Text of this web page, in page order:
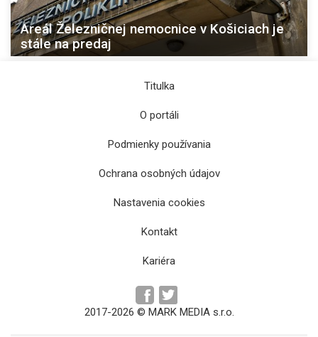
Areál Železničnej nemocnice v Košiciach je
stále na predaj
Titulka
O portáli
Podmienky používania
Ochrana osobných údajov
Nastavenia cookies
Kontakt
Kariéra
2017-2026 © MARK MEDIA s.r.o.